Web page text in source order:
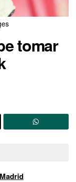
tomar